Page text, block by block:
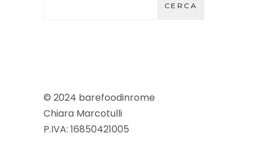
CERCA
© 2024 barefoodinrome
Chiara Marcotulli
P.IVA: 16850421005